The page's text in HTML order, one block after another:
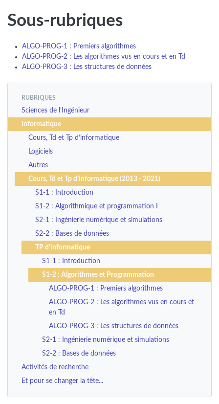
Sous-rubriques
ALGO-PROG-1 : Premiers algorithmes
ALGO-PROG-2 : Les algorithmes vus en cours et en Td
ALGO-PROG-3 : Les structures de données
RUBRIQUES
Sciences de l’Ingénieur
Informatique
Cours, Td et Tp d’informatique
Logiciels
Autres
Cours, Td et Tp d’informatique (2013 - 2021)
S1-1 : Introduction
S1-2 : Algorithmique et programmation I
S2-1 : Ingénierie numérique et simulations
S2-2 : Bases de données
TP d’informatique
S1-1 : Introduction
S1-2 : Algorithmes et Programmation
ALGO-PROG-1 : Premiers algorithmes
ALGO-PROG-2 : Les algorithmes vus en cours et
en Td
ALGO-PROG-3 : Les structures de données
S2-1 : Ingénierie numérique et simulations
S2-2 : Bases de données
Activités de recherche
Et pour se changer la tête...